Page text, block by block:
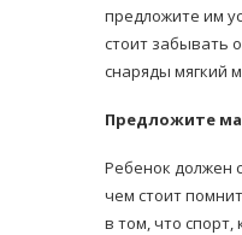
предложите им
стоит забывать
снаряды мягкий
Предложите
Ребенок должен
чем стоит
в том, что